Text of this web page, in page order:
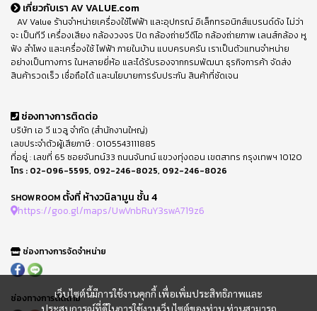
เว็บไซต์นี้มีการใช้งานคุกกี้ เพื่อเพิ่มประสิทธิภาพและ
ประสบการณ์ที่ดีในการใช้งานเว็บไซต์ของท่าน ท่านสามารถ
เกี่ยวกับเรา AV VALUE.com
AV Value ร้านจำหน่ายเครื่องใช้ไฟฟ้า และอุปกรณ์ อิเล็กทรอนิกส์แบรนด์ดัง ไม่ว่า
จะ เป็นทีวี เครื่องเสียง กล้องวงจร ปิด กล้องถ่ายวีดีโอ กล้องถ่ายภาพ เลนส์กล้อง หู
ฟัง ลำโพง และเครื่องใช้ ไฟฟ้า ภายในบ้าน แบบครบครัน เราเป็นตัวแทนจำหน่าย
อย่างเป็นทางการ ในหลายยี่ห้อ และได้รับรองจากกรมพัฒนา ธุรกิจการค้า จัดส่ง
สินค้ารวดเร็ว เชื่อถือได้ และนโยบายการรับประกัน สินค้าที่ชัดเจน
ช่องทางการติดต่อ
บริษัท เอ วี แวลู จำกัด (สำนักงานใหญ่)
เลขประจำตัวผู้เสียภาษี : 0105543111885
ที่อยู่ : เลขที่ 65 ซอยจันทน์33 ถนนจันทน์ แขวงทุ่งดอน เขตสาทร กรุงเทพฯ 10120
โทร : 02-096-5595, 092-246-8025, 092-246-8026
SHOWROOM ตั้งที่ ห้างวนิลามูน ชั้น 4
https://goo.gl/maps/UwVnbRuY3swA719z6
ช่องทางการจัดจำหน่าย
ช่องทางการติดตาม